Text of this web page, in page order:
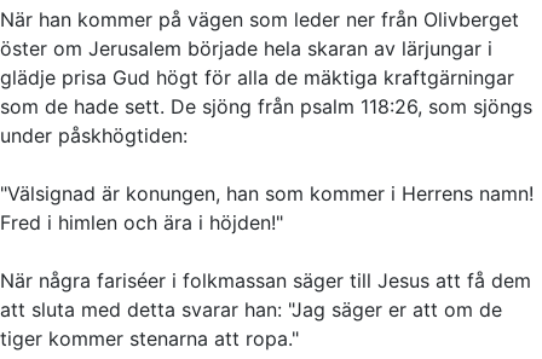
När han kommer på vägen som leder ner från Olivberget
öster om Jerusalem började hela skaran av lärjungar i
glädje prisa Gud högt för alla de mäktiga kraftgärningar
som de hade sett. De sjöng från psalm 118:26, som sjöngs
under påskhögtiden:
"Välsignad är konungen, han som kommer i Herrens namn!
Fred i himlen och ära i höjden!"
När några fariséer i folkmassan säger till Jesus att få dem
att sluta med detta svarar han: "Jag säger er att om de
tiger kommer stenarna att ropa."